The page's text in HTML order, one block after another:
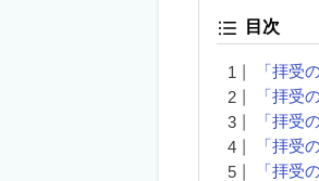
目次
「拝受
「拝受
「拝受
「拝受
「拝受